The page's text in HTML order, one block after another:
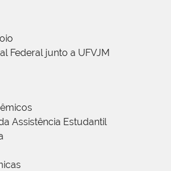
Federal junto a UFVJM
Assistência Estudantil